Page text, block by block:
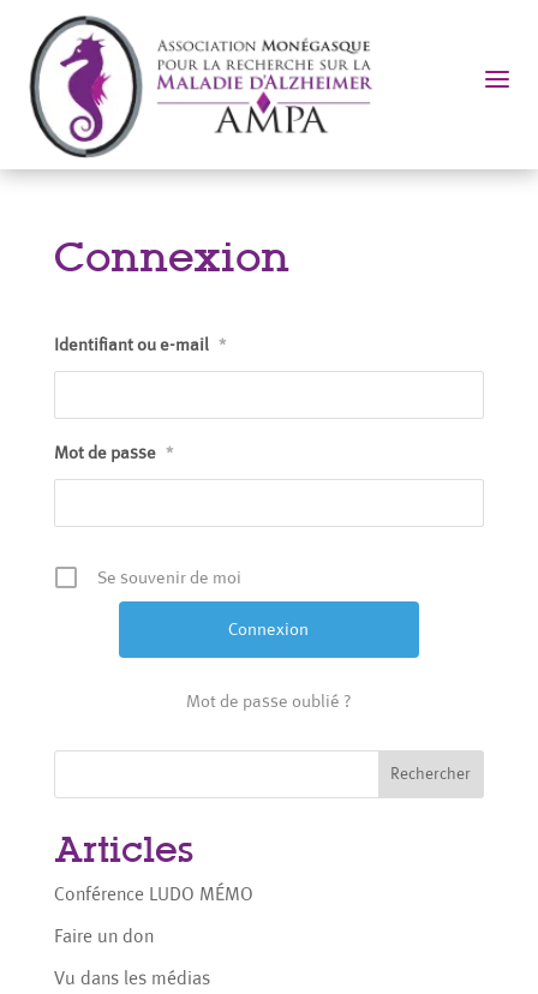
a
Connexion
Identifiant ou e-mail *
Mot de passe *
Se souvenir de moi
Mot de passe oublié ?
Rechercher
Articles
Conférence LUDO MÉMO
Faire un don
Vu dans les médias